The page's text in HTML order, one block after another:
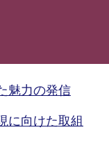
魅力の発信
に向けた取組